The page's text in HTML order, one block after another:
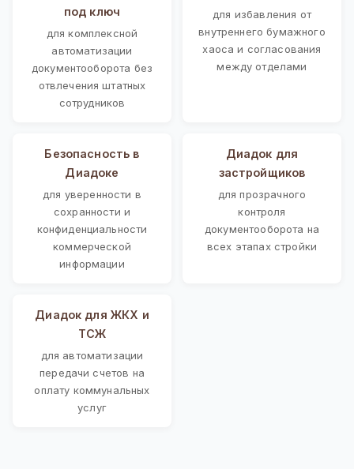
под ключ
для комплексной
автоматизации
документооборота без
отвлечения штатных
сотрудников
для избавления от
внутреннего бумажного
хаоса и согласования
между отделами
Безопасность в
Диадоке
для уверенности в
сохранности и
конфиденциальности
коммерческой
информации
Диадок для
застройщиков
для прозрачного
контроля
документооборота на
всех этапах стройки
Диадок для ЖКХ и
ТСЖ
для автоматизации
передачи счетов на
оплату коммунальных
услуг